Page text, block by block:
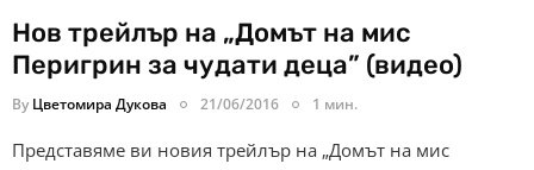
Нов трейлър на „Домът на мис
Перигрин за чудати деца” (видео)
By Цветомира Дукова 21/06/2016 1 мин.
Представяме ви новия трейлър на „Домът на мис